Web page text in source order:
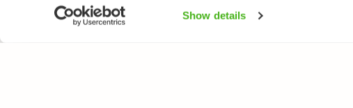
Show details